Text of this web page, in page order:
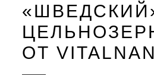
ОТ VITALNAN